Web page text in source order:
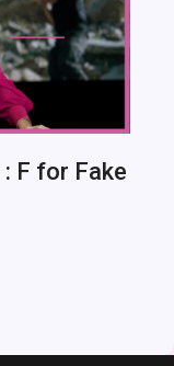
F for Fake